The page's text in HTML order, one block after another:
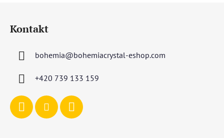
Kontakt
bohemia@bohemiacrystal-eshop.com
+420 739 133 159